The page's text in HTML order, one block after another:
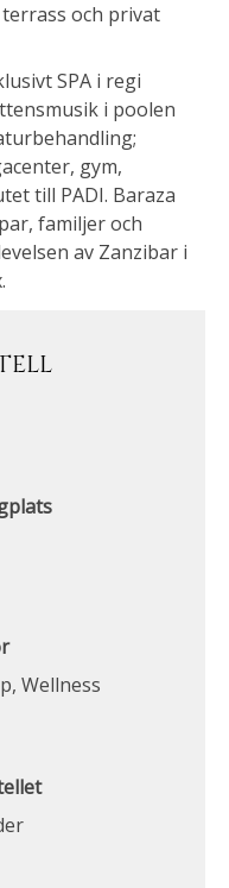
och privat
SPA i regi
i poolen
gym,
till PADI. Baraza
familjer och
av Zanzibar i
Wellness